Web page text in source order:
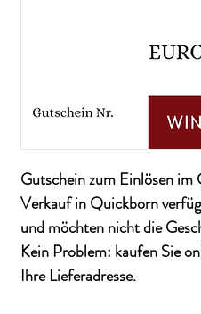
Gutschein zum Einlösen
Verkauf in Quickborn
und möchten nicht die
Kein Problem: kaufen Sie
Ihre Lieferadresse.